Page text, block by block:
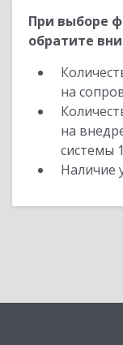
При выборе
обратите
на
на
системы
Наличие